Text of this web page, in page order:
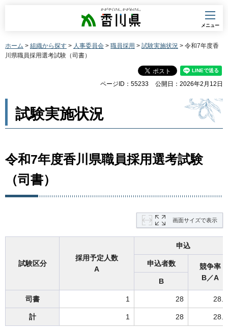
香川県
メニュー
ホーム > 組織から探す > 人事委員会 > 職員採用 > 試験実施状況 > 令和7年度香
川県職員採用選考試験（司書）
ページID：55233 公開日：2026年2月12日
試験実施状況
令和7年度香川県職員採用選考試験
（司書）
画面サイズで表示
試験区分
採用予定人数
A
申込
申込者数
競争率
B／A
B
司書 1 28 28.0
計 1 28 28.0